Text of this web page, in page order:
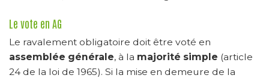
Le vote en AG
Le ravalement obligatoire doit être voté en
assemblée générale, à la majorité simple (article
24 de la loi de 1965). Si la mise en demeure de la